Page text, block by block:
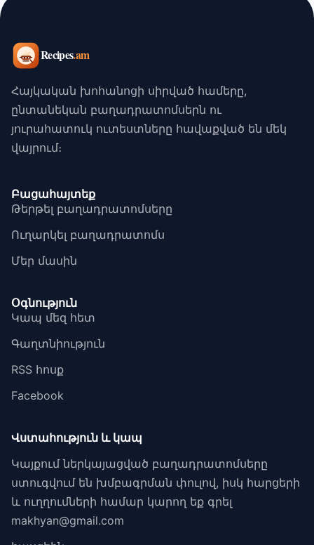
Հայկական խոհանոցի սիրված համերը,
ընտանեկան բաղադրատոմսերն ու
յուրահատուկ ուտեստները հավաքված են մեկ
վայրում։
Բացահայտեք
Թերթել բաղադրատոմսերը
Ուղարկել բաղադրատոմս
Մեր մասին
Օգնություն
Կապ մեզ հետ
Գաղտնիություն
RSS հոսք
Facebook
Վստահություն և կապ
Կայքում ներկայացված բաղադրատոմսերը
ստուգվում են խմբագրման փուլով, իսկ հարցերի
և ուղղումների համար կարող եք գրել
makhyan@gmail.com